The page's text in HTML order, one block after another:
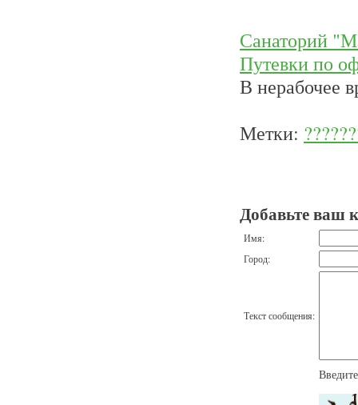
Санаторий
Путевки по
В нерабочее
Метки:
Добавьте ваш
Имя:
Город:
Текст сообщения: